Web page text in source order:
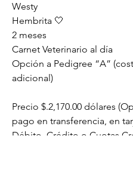
Westy
Hembrita 🤍
2 meses
Carnet Veterinario al día
Opción a Pedigree “A”
adicional)
Precio $.2,170.00 dólares
pago en transferencia, en
Débito, Crédito o Cuotas